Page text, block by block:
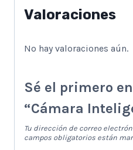
Valoraciones
No hay valoraciones aún.
Sé el primero
“Cámara
Tu dirección de correo
campos obligatorios están